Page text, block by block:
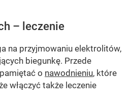
– leczenie
na przyjmowaniu elektrolitów,
biegunkę. Przede
o nawodnieniu, które
włączyć także leczenie